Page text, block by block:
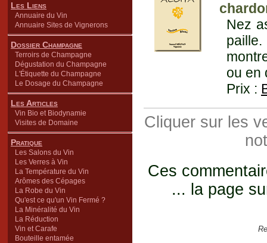
Les Liens
Annuaire du Vin
Annuaire Sites de Vignerons
Dossier Champagne
Terroirs de Champagne
Dégustation du Champagne
L'Étiquette du Champagne
Le Dosage du Champagne
Les Articles
Vin Bio et Biodynamie
Visites de Domaine
Pratique
Les Salons du Vin
Les Verres à Vin
La Température du Vin
Arômes des Cépages
La Robe du Vin
Qu'est ce qu'un Vin Fermé ?
La Minéralité du Vin
La Réduction
Vin et Carafe
Bouteille entamée
Nez
ou en
Prix :
Cliquer sur les
Ces
... la page